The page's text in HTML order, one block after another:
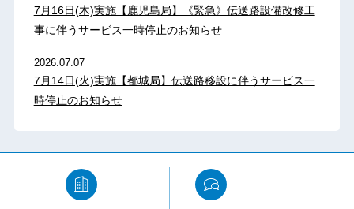
7月16日(木)実施【鹿児島局】《緊急》伝送路設備改修工
事に伴うサービス一時停止のお知らせ
2026.07.07
7月14日(火)実施【都城局】伝送路移設に伴うサービス一
時停止のお知らせ